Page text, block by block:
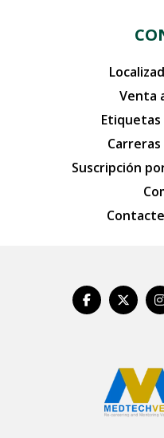
Venta
Etiquetas
Suscripción